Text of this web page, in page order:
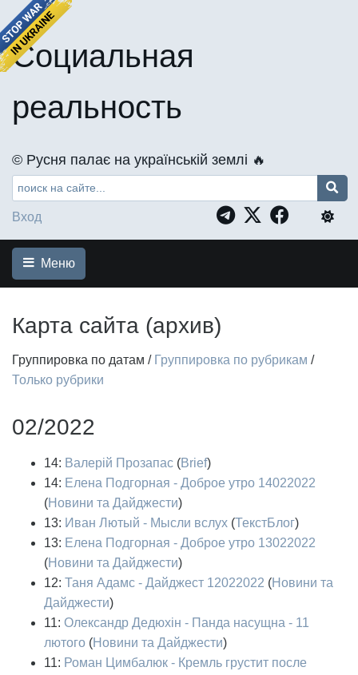
Социальная
реальность
©️ Русня палає на українській землі 🔥
Вход
Меню
Карта сайта (архив)
Группировка по датам / Группировка по рубрикам /
Только рубрики
02/2022
14: Валерій Прозапас (Brief)
14: Елена Подгорная - Доброе утро 14022022
(Новини та Дайджести)
13: Иван Лютый - Мысли вслух (ТекстБлог)
13: Елена Подгорная - Доброе утро 13022022
(Новини та Дайджести)
12: Таня Адамс - Дайджест 12022022 (Новини та
Дайджести)
11: Олександр Дедюхін - Панда насущна - 11
лютого (Новини та Дайджести)
11: Роман Цимбалюк - Кремль грустит после